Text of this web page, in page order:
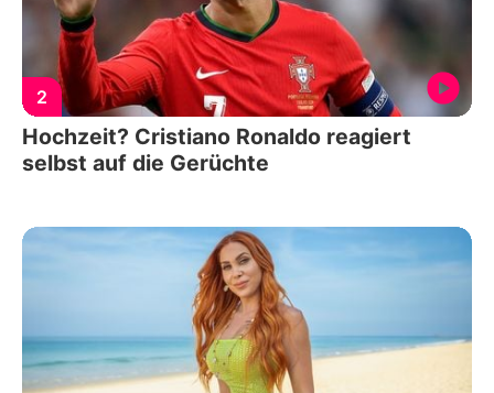
2
Hochzeit? Cristiano Ronaldo reagiert
selbst auf die Gerüchte